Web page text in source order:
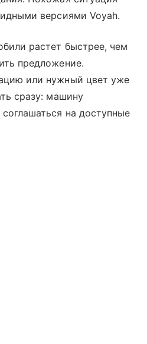
версиями Voyah.
растет быстрее, чем
предложение.
или нужный цвет уже
сразу: машину
на доступные